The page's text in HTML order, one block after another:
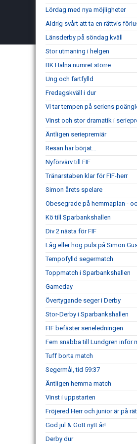
Lördag med nya möjligheter
Aldrig svårt att ta en rättvis
Länsderby på söndag kväll
Stor utmaning i helgen
BK Halna numret större..
Ung och fartfylld
Fredagskväll i dur
Vi tar tempen på seriens
Vinst och stor dramatik i
Äntligen seriepremiär
Resan har börjat…
Nyförvärv till FIF
Tränarstaben klar för FIF-herr
Simon årets spelare
Obesegrade på hemmaplan -
Kö till Sparbankshallen
Div 2 nästa för FIF
Låg eller hög puls på Simon
Tempofylld segermatch
Toppmatch i Sparbankshallen
Gameday
Övertygande seger i Derby
Stor-Derby i Sparbankshallen
FIF befäster serieledningen
Fem snabba till Lundgren inför
Tuff borta match
Segermål, tid 59:37
Äntligen hemma match
Vinst i uppstarten
Fröjered Herr och junior är på
God jul & Gott nytt år!
Derby dur